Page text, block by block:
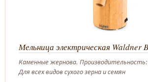
Мельница электрическая Waldner
Каменные жернова. Производительность:
Для всех видов сухого зерна и семян